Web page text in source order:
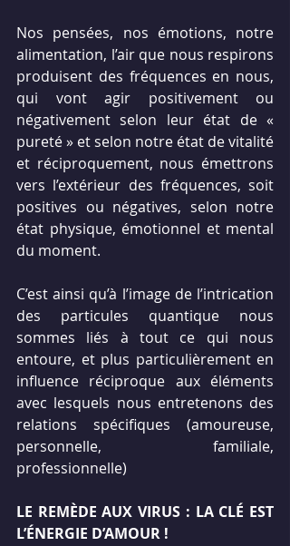
Nos pensées, nos émotions, notre
alimentation, l’air que nous respirons
produisent des fréquences en nous,
qui vont agir positivement ou
négativement selon leur état de «
pureté » et selon notre état de vitalité
et réciproquement, nous émettrons
vers l’extérieur des fréquences, soit
positives ou négatives, selon notre
état physique, émotionnel et mental
du moment.
C’est ainsi qu’à l’image de l’intrication
des particules quantique nous
sommes liés à tout ce qui nous
entoure, et plus particulièrement en
influence réciproque aux éléments
avec lesquels nous entretenons des
relations spécifiques (amoureuse,
personnelle, familiale,
professionnelle)
LE REMÈDE AUX VIRUS : LA CLÉ EST
L’ÉNERGIE D’AMOUR !